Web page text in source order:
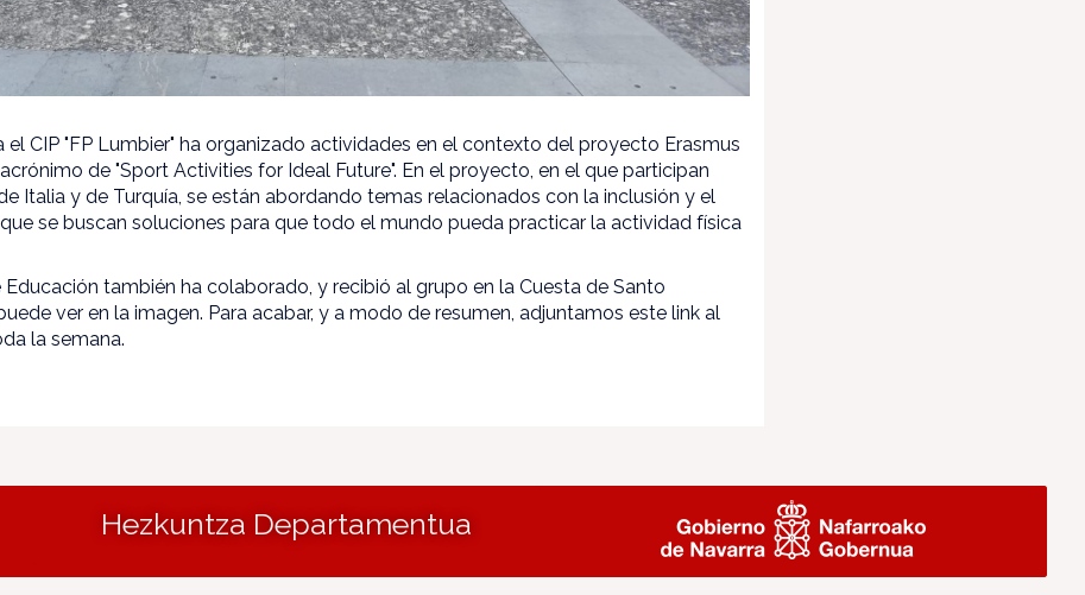
el CIP "FP Lumbier" ha organizado actividades en el contexto del proyecto Erasmus
acrónimo de "Sport Activities for Ideal Future". En el proyecto, en el que participan
Italia y de Turquía, se están abordando temas relacionados con la inclusión y el
se buscan soluciones para que todo el mundo pueda practicar la actividad física
también ha colaborado, y recibió al grupo en la Cuesta de Santo
ver en la imagen. Para acabar, y a modo de resumen, adjuntamos este link al
la semana.
Hezkuntza Departamentua